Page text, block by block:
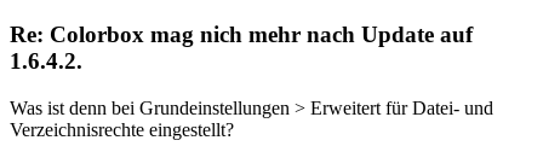
Re: Colorbox mag nich mehr nach Update auf
1.6.4.2.
Was ist denn bei Grundeinstellungen > Erweitert für Datei- und
Verzeichnisrechte eingestellt?